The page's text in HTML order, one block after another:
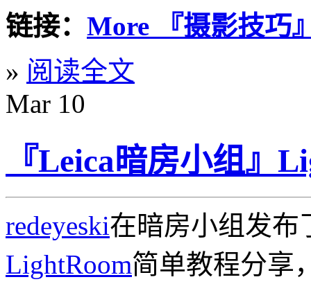
链接： More 『摄影技巧
» 阅读全文
Mar 10
『Leica暗房小组』
redeyeski在暗房小组发布
LightRoom简单教程分享